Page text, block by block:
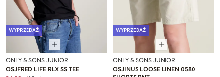
WYPRZEDAŻ
ONLY & SONS JUNIOR
OSJFRED LIFE RLX SS TEE
WYPRZEDAŻ
ONLY & SONS JUNIOR
OSJINUS LOOSE LINEN 0580